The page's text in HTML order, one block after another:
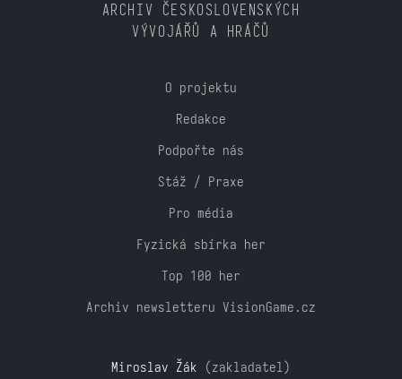
ARCHIV ČESKOSLOVENSKÝCH
VÝVOJÁŘŮ A HRÁČŮ
O projektu
Redakce
Podpořte nás
Stáž / Praxe
Pro média
Fyzická sbírka her
Top 100 her
Archiv newsletteru VisionGame.cz
Miroslav Žák (zakladatel)